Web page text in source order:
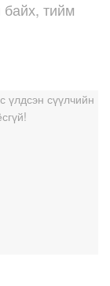
байх, тийм